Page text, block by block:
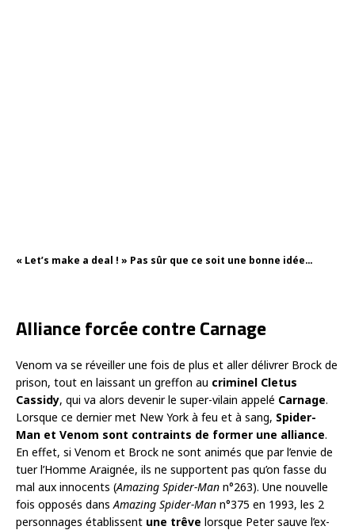
« Let’s make a deal ! » Pas sûr que ce soit une bonne idée…
Alliance forcée contre Carnage
Venom va se réveiller une fois de plus et aller délivrer Brock de
prison, tout en laissant un greffon au criminel Cletus
Cassidy, qui va alors devenir le super-vilain appelé Carnage.
Lorsque ce dernier met New York à feu et à sang, Spider-
Man et Venom sont contraints de former une alliance.
En effet, si Venom et Brock ne sont animés que par l’envie de
tuer l’Homme Araignée, ils ne supportent pas qu’on fasse du
mal aux innocents (Amazing Spider-Man n°263). Une nouvelle
fois opposés dans Amazing Spider-Man n°375 en 1993, les 2
personnages établissent une trêve lorsque Peter sauve l’ex-